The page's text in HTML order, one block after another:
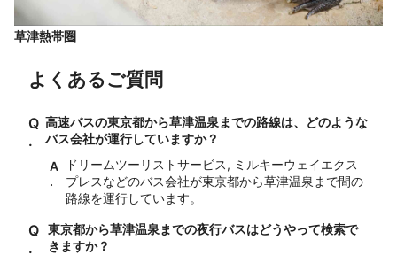
草津熱帯圏
よくあるご質問
Q
.
高速バスの東京都から草津温泉までの路線は、どのような
バス会社が運行していますか？
A
.
ドリームツーリストサービス, ミルキーウェイエクス
プレスなどのバス会社が東京都から草津温泉まで間の
路線を運行しています。
Q
.
東京都から草津温泉までの夜行バスはどうやって検索で
きますか？